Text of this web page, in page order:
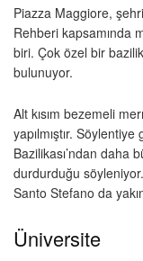
Piazza Maggiore,
Rehberi kapsamında
biri. Çok özel bir
bulunuyor.
Alt kısım bezemeli
yapılmıştır.
Bazilikası’ndan daha
durdurduğu
Santo Stefano da
Üniversite